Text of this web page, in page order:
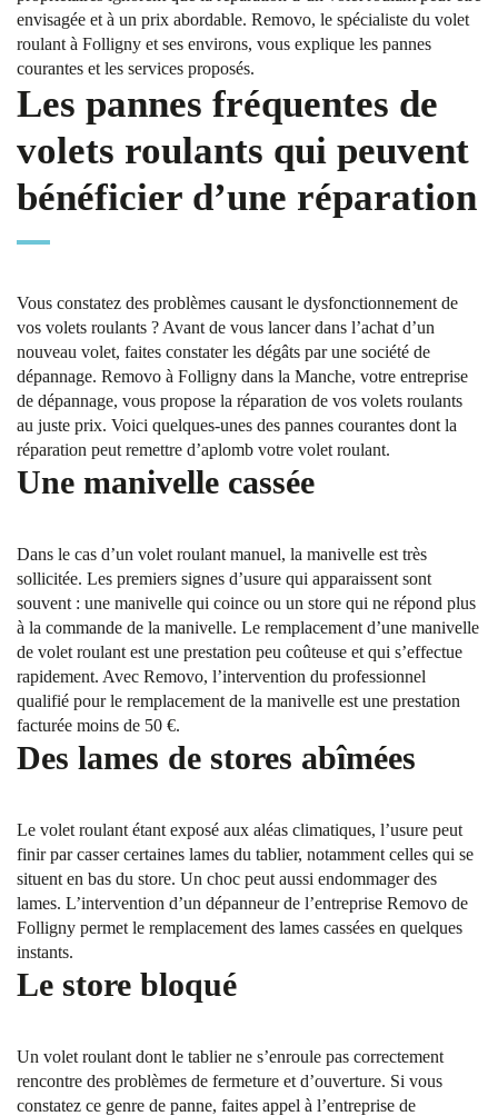
envisagée et à un prix abordable. Removo, le spécialiste du volet
roulant à Folligny et ses environs, vous explique les pannes
courantes et les services proposés.
Les pannes fréquentes de
volets roulants qui peuvent
bénéficier d’une réparation
Vous constatez des problèmes causant le dysfonctionnement de
vos volets roulants ? Avant de vous lancer dans l’achat d’un
nouveau volet, faites constater les dégâts par une société de
dépannage. Removo à Folligny dans la Manche, votre entreprise
de dépannage, vous propose la réparation de vos volets roulants
au juste prix. Voici quelques-unes des pannes courantes dont la
réparation peut remettre d’aplomb votre volet roulant.
Une manivelle cassée
Dans le cas d’un volet roulant manuel, la manivelle est très
sollicitée. Les premiers signes d’usure qui apparaissent sont
souvent : une manivelle qui coince ou un store qui ne répond plus
à la commande de la manivelle. Le remplacement d’une manivelle
de volet roulant est une prestation peu coûteuse et qui s’effectue
rapidement. Avec Removo, l’intervention du professionnel
qualifié pour le remplacement de la manivelle est une prestation
facturée moins de 50 €.
Des lames de stores abîmées
Le volet roulant étant exposé aux aléas climatiques, l’usure peut
finir par casser certaines lames du tablier, notamment celles qui se
situent en bas du store. Un choc peut aussi endommager des
lames. L’intervention d’un dépanneur de l’entreprise Removo de
Folligny permet le remplacement des lames cassées en quelques
instants.
Le store bloqué
Un volet roulant dont le tablier ne s’enroule pas correctement
rencontre des problèmes de fermeture et d’ouverture. Si vous
constatez ce genre de panne, faites appel à l’entreprise de